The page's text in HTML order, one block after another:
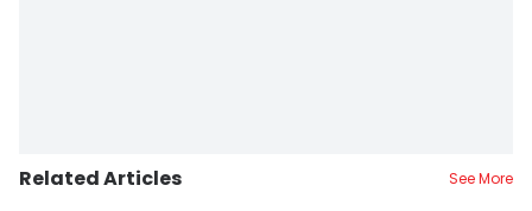
Related Articles See More